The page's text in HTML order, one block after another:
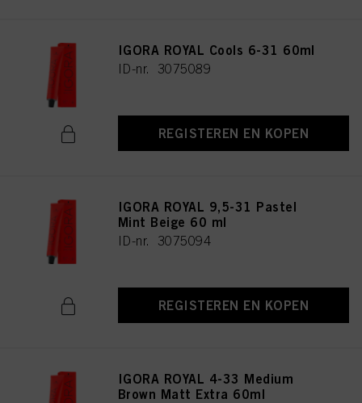
IGORA ROYAL Cools 6-31 60ml
ID-nr. 3075089
REGISTEREN EN KOPEN
IGORA ROYAL 9,5-31 Pastel
Mint Beige 60 ml
ID-nr. 3075094
REGISTEREN EN KOPEN
IGORA ROYAL 4-33 Medium
Brown Matt Extra 60ml